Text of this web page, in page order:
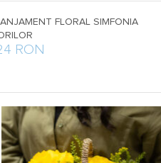
FLORAL SIMFONIA
RON